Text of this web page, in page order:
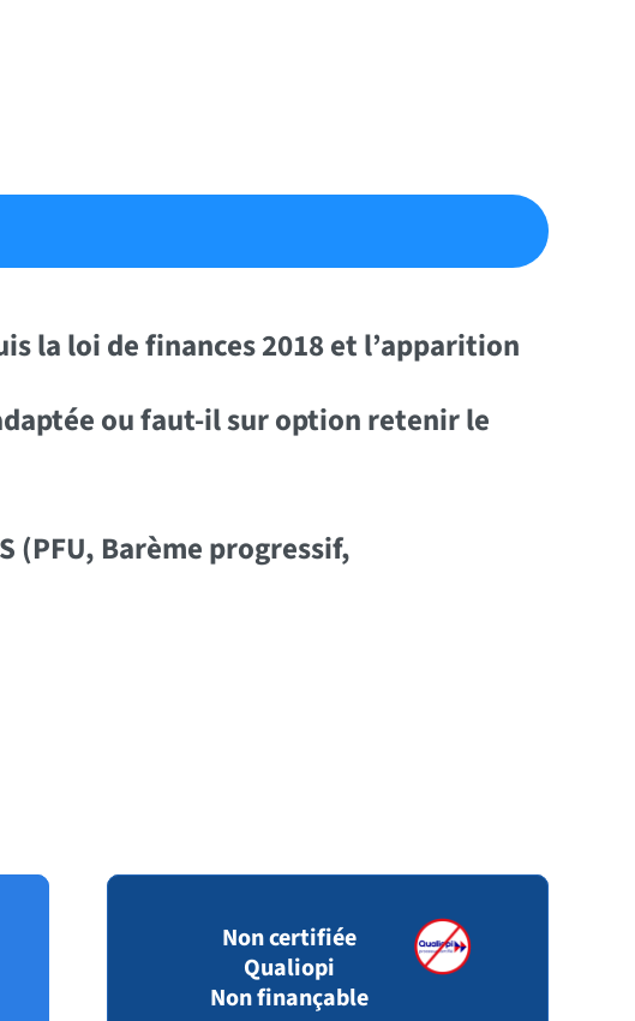
la loi de finances 2018 et l’apparition
ou faut-il sur option retenir le
(PFU, Barème progressif,
Non certifiée
Qualiopi
Non finançable